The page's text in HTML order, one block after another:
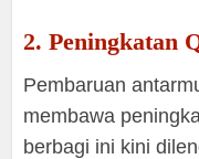
2. Peningkatan
Pembaruan
membawa
berbagi ini kini